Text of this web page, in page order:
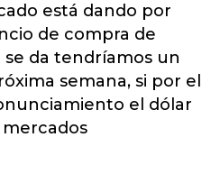
está dando por
de compra de
se da tendríamos un
semana, si por el
el dólar